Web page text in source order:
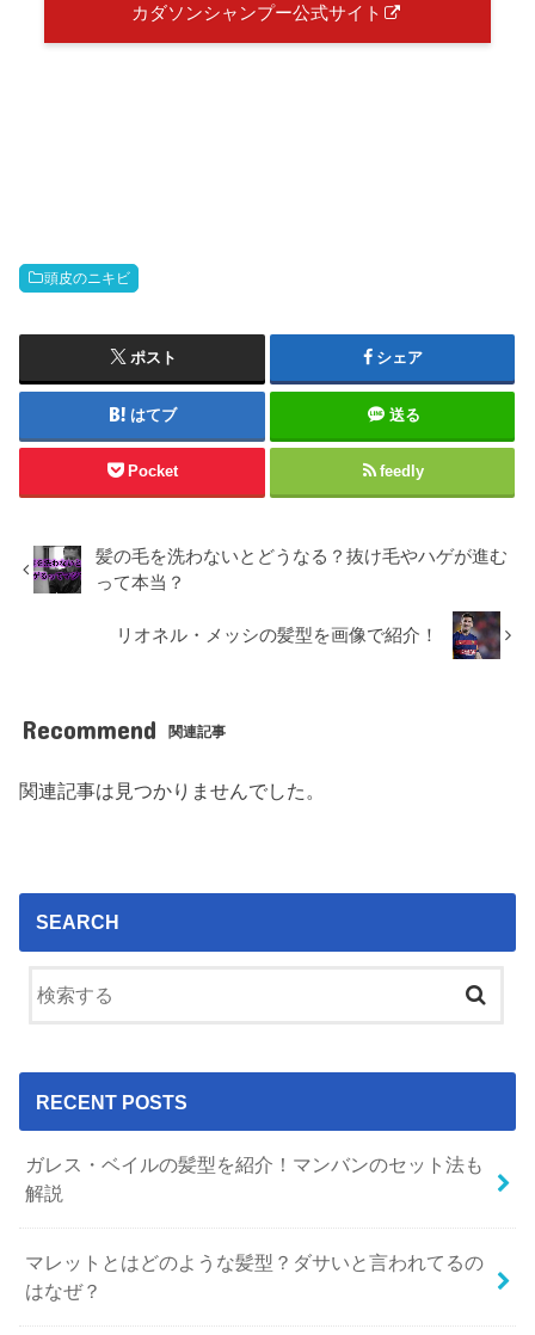
カダソンシャンプー公式サイト
頭皮のニキビ
ポスト シェア
はてブ 送る
Pocket feedly
髪の毛を洗わないとどうなる？抜け毛やハゲが進む
って本当？
リオネル・メッシの髪型を画像で紹介！
Recommend 関連記事
関連記事は見つかりませんでした。
SEARCH
RECENT POSTS
ガレス・ベイルの髪型を紹介！マンバンのセット法も
解説
マレットとはどのような髪型？ダサいと言われてるの
はなぜ？